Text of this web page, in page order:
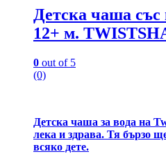
chosen
on
the
product
page
Детска чаша
12+ м.
0 out of 5
(0)
Детска чаша за вода на
лека и здрава. Тя бързо
всяко дете.